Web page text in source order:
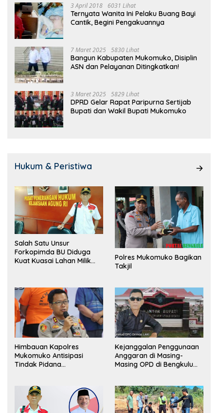
3 April 2018 6031 Lihat
Ternyata Wanita Ini Pelaku Buang Bayi
Cantik, Begini Pengakuannya
7 Maret 2025 5830 Lihat
Bangun Kabupaten Mukomuko, Disiplin
ASN dan Pelayanan Ditingkatkan!
3 Maret 2025 5829 Lihat
DPRD Gelar Rapat Paripurna Sertijab
Bupati dan Wakil Bupati Mukomuko
Hukum & Peristiwa
Salah Satu Unsur
Forkopimda BU Diduga
Kuat Kuasai Lahan Milik
Polres Mukomuko Bagikan
Takjil
Himbauan Kapolres
Mukomuko Antisipasi
Tindak Pidana
Kejanggalan Penggunaan
Anggaran di Masing-
Masing OPD di Bengkulu